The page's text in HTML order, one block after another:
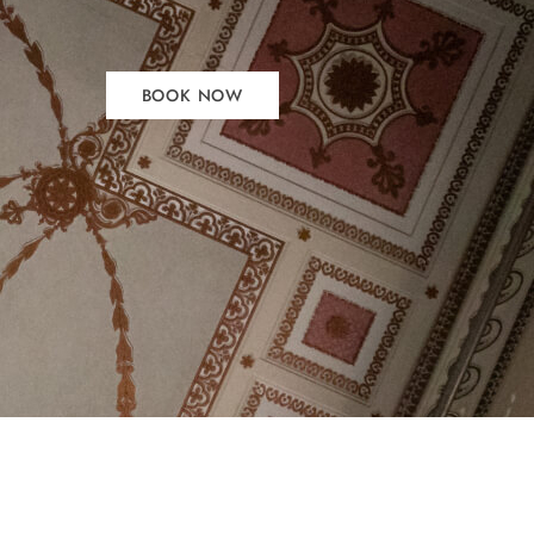
BOOK NOW